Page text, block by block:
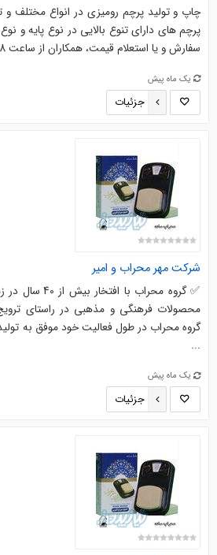
چاپ و تولید پرچم رومیزی در انواع مختلف و
پرچم های دارای تنوع بالایی در نوع پایه و
سفارش و یا استعلام قیمت، همکاران از ساعت 8 الی 17(پنج شنبه ها تا ...
یک ماه پیش
جزئیات
شرکت مهر محراب و امیر
✅ گروه محراب
محصولات فرهنگی و مذهبی در راستای
گروه محراب در طول فعالیت خود موفق به
...
یک ماه پیش
جزئیات